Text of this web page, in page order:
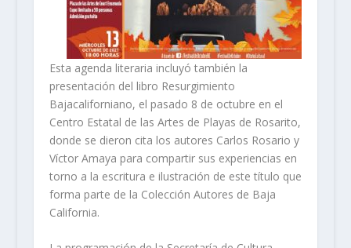
Esta agenda literaria incluyó también la
presentación del libro Resurgimiento
Bajacaliforniano, el pasado 8 de octubre en el
Centro Estatal de las Artes de Playas de Rosarito,
donde se dieron cita los autores Carlos Rosario y
Víctor Amaya para compartir sus experiencias en
torno a la escritura e ilustración de este título que
forma parte de la Colección Autores de Baja
California.